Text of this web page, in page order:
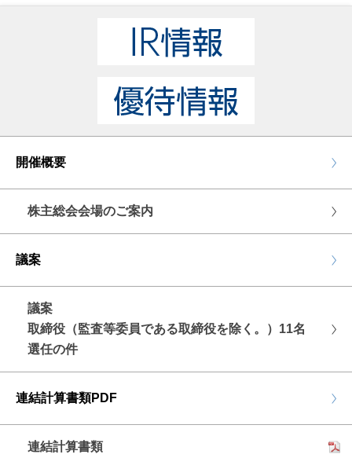
開催概要
株主総会会場のご案内
議案
議案
取締役（監査等委員である取締役を除く。）11名
選任の件
連結計算書類PDF
連結計算書類